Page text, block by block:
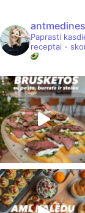
Paprasti
receptai -